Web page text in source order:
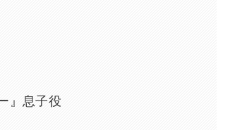
』息子役